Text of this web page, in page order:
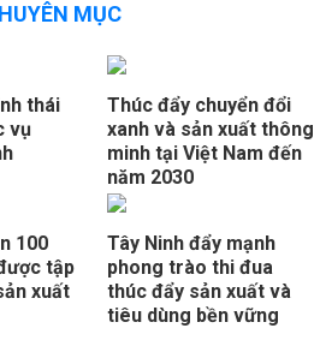
MỤC
thái
vụ
Thúc đẩy chuyển đổi
xanh và sản xuất thông
minh tại Việt Nam đến
năm 2030
100
tập
xuất
Tây Ninh đẩy mạnh
phong trào thi đua
thúc đẩy sản xuất và
tiêu dùng bền vững